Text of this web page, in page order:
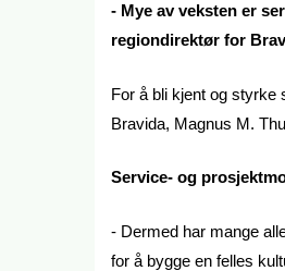
- Mye av veksten er
regiondirektør for
For å bli kjent og styrke
Bravida, Magnus M.
Service- og
- Dermed har mange
for å bygge en felles